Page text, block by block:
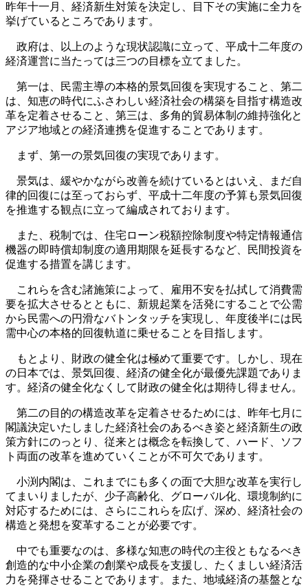
昨年十一月、経済新生対策を決定し、目下その実施に全力を
挙げているところであります。
政府は、以上のような現状認識に立って、平成十二年度の
経済運営に当たっては三つの目標を立てました。
第一は、民需主導の本格的景気回復を実現すること、第二
は、知恵の時代にふさわしい経済社会の構築を目指す構造改
革を定着させること、第三は、多角的貿易体制の維持強化と
アジア地域との経済連携を促進することであります。
まず、第一の景気回復の実現であります。
景気は、緩やかながら改善を続けているとはいえ、まだ自
律的回復には至っておらず、平成十二年度の予算も景気回復
を推進する観点に立って編成されております。
また、税制では、住宅ローン税額控除制度や特定情報通信
機器の即時償却制度の適用期限を延長するなど、民間投資を
促進する措置を講じます。
これらを含む諸施策によって、雇用不安を払拭して消費需
要を拡大させるとともに、新規起業を活発にすることで公需
から民需への円滑なバトンタッチを実現し、年度後半には民
需中心の本格的回復軌道に乗せることを目指します。
もとより、財政の健全化は極めて重要です。しかし、現在
の日本では、景気回復、経済の健全化が最優先課題でありま
す。経済の健全化なくして財政の健全化は期待し得ません。
第二の目的の構造改革を定着させるためには、昨年七月に
閣議決定いたしました経済社会のあるべき姿と経済新生の政
策方針にのっとり、従来とは概念を転換して、ハード、ソフ
ト両面の改革を進めていくことが不可欠であります。
小渕内閣は、これまでにも多くの面で大胆な改革を実行し
てまいりましたが、少子高齢化、グローバル化、環境制約に
対応するためには、さらにこれらを広げ、深め、経済社会の
構造と発想を変革することが必要です。
中でも重要なのは、多様な知恵の時代の主役ともなるべき
創造的な中小企業の創業や成長を支援し、たくましい経済活
力を発揮させることであります。また、地域経済の基盤とな